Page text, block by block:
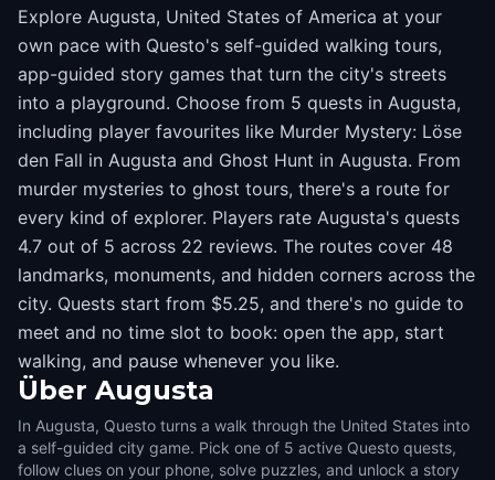
Explore Augusta, United States of America at your
own pace with Questo's self-guided walking tours,
app-guided story games that turn the city's streets
into a playground. Choose from 5 quests in Augusta,
including player favourites like Murder Mystery: Löse
den Fall in Augusta and Ghost Hunt in Augusta. From
murder mysteries to ghost tours, there's a route for
every kind of explorer. Players rate Augusta's quests
4.7 out of 5 across 22 reviews. The routes cover 48
landmarks, monuments, and hidden corners across the
city. Quests start from $5.25, and there's no guide to
meet and no time slot to book: open the app, start
walking, and pause whenever you like.
Über Augusta
In Augusta, Questo turns a walk through the United States into
a self-guided city game. Pick one of 5 active Questo quests,
follow clues on your phone, solve puzzles, and unlock a story